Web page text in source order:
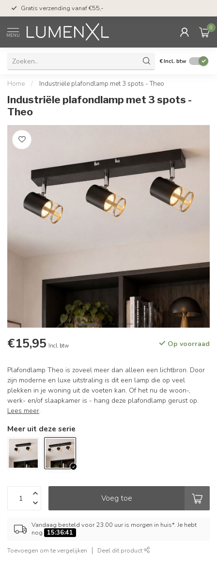
Gratis verzending vanaf €55,-
MENU
0
€Incl. btw
Home / Industriële plafondlamp met 3 spots - Theo
Industriële plafondlamp met 3 spots -
Theo
€15,95 Incl. btw Op voorraad
Plafondlamp Theo is zoveel meer dan alleen een lichtbron. Door
zijn moderne en luxe uitstraling is dit een lamp die op veel
plekken in je woning uit de voeten kan. Of het nu de woon-,
werk- en/of slaapkamer is - hang deze plafondlamp gerust op.
Lees meer.
Meer uit deze serie
Voeg toe
Vandaag besteld voor 23.00 uur is morgen in huis*. Je hebt
nog
15:36:40
Toevoegen om te vergelijken Deel dit product